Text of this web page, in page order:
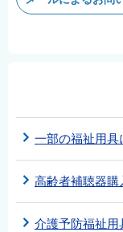
一部の福祉用具
高齢者補聴器購
介護予防福祉用